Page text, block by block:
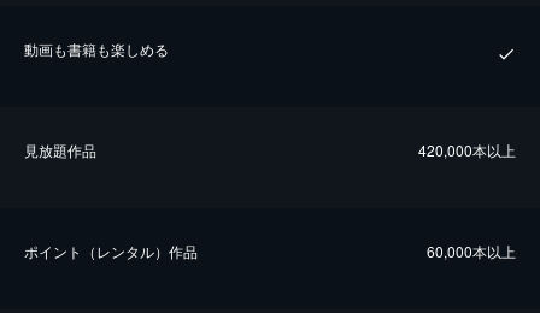
動画も書籍も楽しめる
⾒放題作品 420,000本以上
ポイント（レンタル）作品 60,000本以上